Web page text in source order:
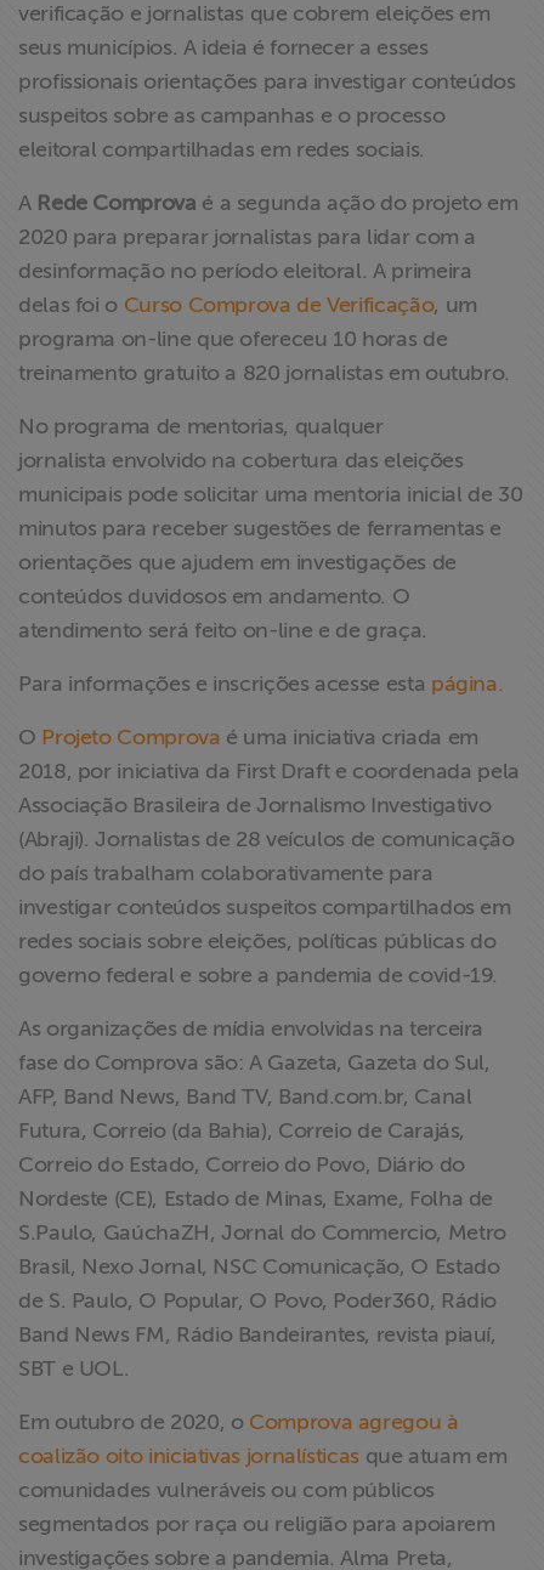
>> Conteúdo
exclusivo para
associados
Assine a nossa
Fale Conosco
verificação e jornalistas que cobrem eleições em
seus municípios. A ideia é fornecer a esses
profissionais orientações para investigar conteúdos
suspeitos sobre as campanhas e o processo
eleitoral compartilhadas em redes sociais.
A Rede Comprova é a segunda ação do projeto em
2020 para preparar jornalistas para lidar com a
desinformação no período eleitoral. A primeira
delas foi o Curso Comprova de Verificação, um
programa on-line que ofereceu 10 horas de
treinamento gratuito a 820 jornalistas em outubro.
No programa de mentorias, qualquer
jornalista envolvido na cobertura das eleições
municipais pode solicitar uma mentoria inicial de 30
minutos para receber sugestões de ferramentas e
orientações que ajudem em investigações de
conteúdos duvidosos em andamento. O
atendimento será feito on-line e de graça.
Para informações e inscrições acesse esta página.
O Projeto Comprova é uma iniciativa criada em
2018, por iniciativa da First Draft e coordenada pela
Associação Brasileira de Jornalismo Investigativo
(Abraji). Jornalistas de 28 veículos de comunicação
do país trabalham colaborativamente para
investigar conteúdos suspeitos compartilhados em
redes sociais sobre eleições, políticas públicas do
governo federal e sobre a pandemia de covid-19.
As organizações de mídia envolvidas na terceira
fase do Comprova são: A Gazeta, Gazeta do Sul,
AFP, Band News, Band TV, Band.com.br, Canal
Futura, Correio (da Bahia), Correio de Carajás,
Correio do Estado, Correio do Povo, Diário do
Nordeste (CE), Estado de Minas, Exame, Folha de
S.Paulo, GaúchaZH, Jornal do Commercio, Metro
Brasil, Nexo Jornal, NSC Comunicação, O Estado
de S. Paulo, O Popular, O Povo, Poder360, Rádio
Band News FM, Rádio Bandeirantes, revista piauí,
SBT e UOL.
Em outubro de 2020, o Comprova agregou à
coalizão oito iniciativas jornalísticasque atuam em
comunidades vulneráveis ou com públicos
segmentados por raça ou religião para apoiarem
investigações sobre a pandemia. Alma Preta,